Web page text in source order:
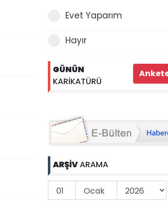
Evet Yaparım
Hayır
GÜNÜN
KARİKATÜRÜ
ARŞİVARAMA